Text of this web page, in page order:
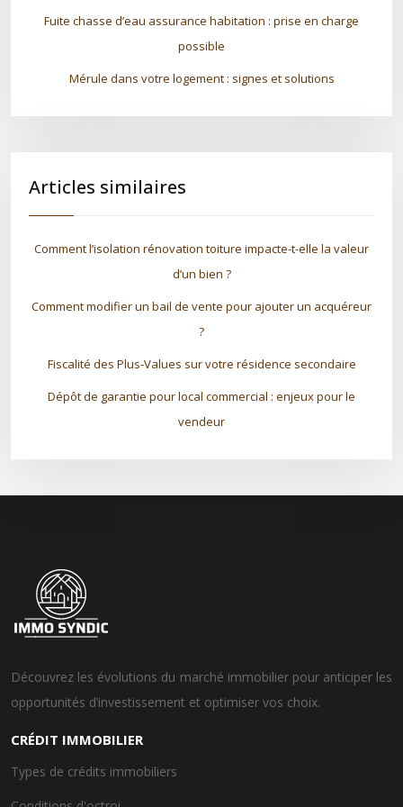
Fuite chasse d’eau assurance habitation : prise en charge
possible
Mérule dans votre logement : signes et solutions
Articles similaires
Comment l’isolation rénovation toiture impacte-t-elle la valeur
d’un bien ?
Comment modifier un bail de vente pour ajouter un acquéreur
?
Fiscalité des Plus-Values sur votre résidence secondaire
Dépôt de garantie pour local commercial : enjeux pour le
vendeur
Découvrez les évolutions du marché immobilier pour anticiper les
opportunités d’investissement et optimiser vos choix.
CRÉDIT IMMOBILIER
Types de crédits immobiliers